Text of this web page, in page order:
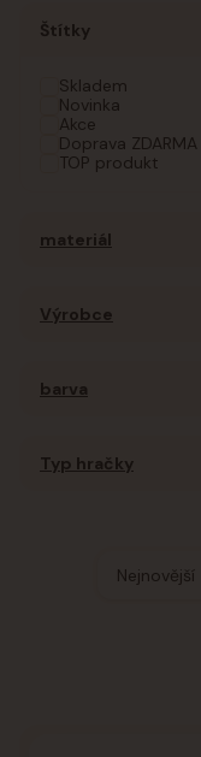
Štítky
Skladem
Novinka
Akce
Doprava ZDARMA
TOP produkt
materiál
Výrobce
barva
Typ hračky
Nejnovější